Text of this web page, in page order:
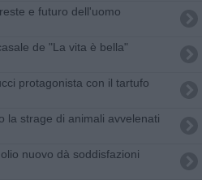
e futuro dell'uomo
de "La vita è bella"
protagonista con il tartufo
la strage di animali avvelenati
nuovo dà soddisfazioni